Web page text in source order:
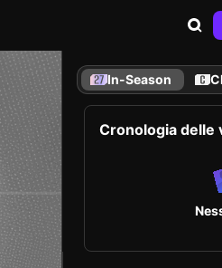
In-Season
Cronologia delle